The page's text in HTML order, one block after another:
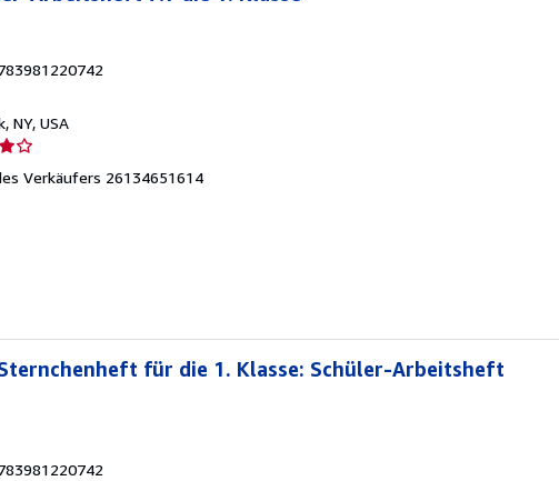
NY, USA
Verkäufers 26134651614
für die 1. Klasse: Schüler-Arbeitsheft